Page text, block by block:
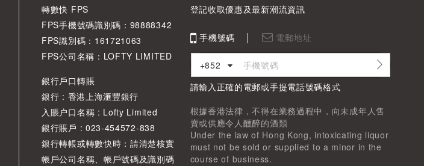
轉數快 FPS
FPS手機號碼識別碼：98888342
FPS識別碼：161721063
FPS公司名稱：LOFTY LIMITED
銀行戶口轉賬
銀行 : 香港上海滙豐銀行
入賬户口名稱 : Lofty Limited
銀行賬戶 : 023-454572-838
銀行轉帳或轉數快時：請清楚核實
帳戶公司名稱、帳戶號碼及識別碼
登記收取優惠及最新潮流資訊
手機號碼 電郵地址
+852
請輸入正確的電郵或手提電話號碼格式
根據香港法律，不得在業務過程中，向未成年人售
賣或供應令人醺醉的酒類
Under the law of Hong Kong, intoxicating liquor
must not be sold or supplied to a minor in the
course of business.